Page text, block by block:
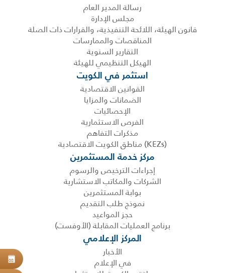
رسالة المدير العام
مجلس الإدارة
قانون الهيئة، اللائحة التنفيذية، والقرارات ذات الصلة
المناقصات والممارسات
التقارير السنوية
الهيكل التنظيمي للهيئة
استثمر في الكويت
القوانين الاقتصادية
الضمانات والمزايا
الإحصائيات
الفرص الاستثمارية
مذكرات التفاهم
(KEZs) مناطق الكويت الاقتصادية
مركز خدمة المستثمرين
إجراءات الترخيص والرسوم
الشركات والمكاتب الاستشارية
بوابة المستثمرين
نموذج طلب التقديم
حجز المواعيد
برنامج العمليات المقابلة (الأوفست)
المركز الإعلامي
الأخبار
في الإعلام
08